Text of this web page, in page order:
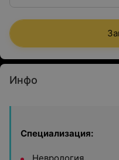
Инфо
Специализация: